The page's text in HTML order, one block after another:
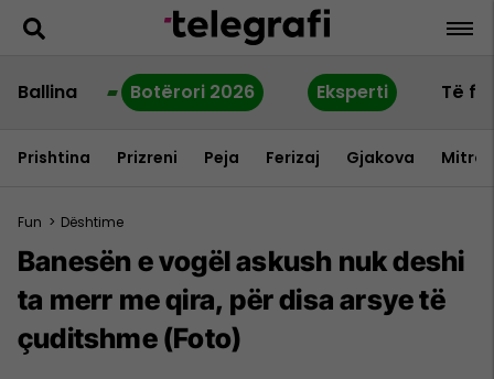
Ballina Botërori 2026 Eksperti Të
Prishtina Prizreni Peja Ferizaj Gjakova
Fun > Dështime
Banesën e vogël askush nuk deshi
ta merr me qira, për disa arsye të
çuditshme (Foto)